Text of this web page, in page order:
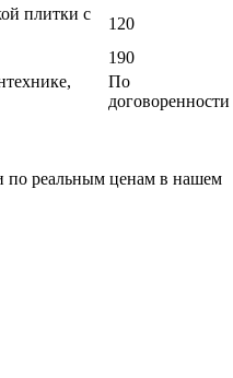
плитки с
120
190
По
договоренности
по реальным ценам в нашем